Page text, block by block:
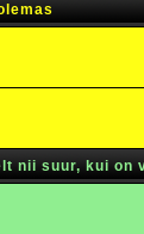
nii suur, kui on